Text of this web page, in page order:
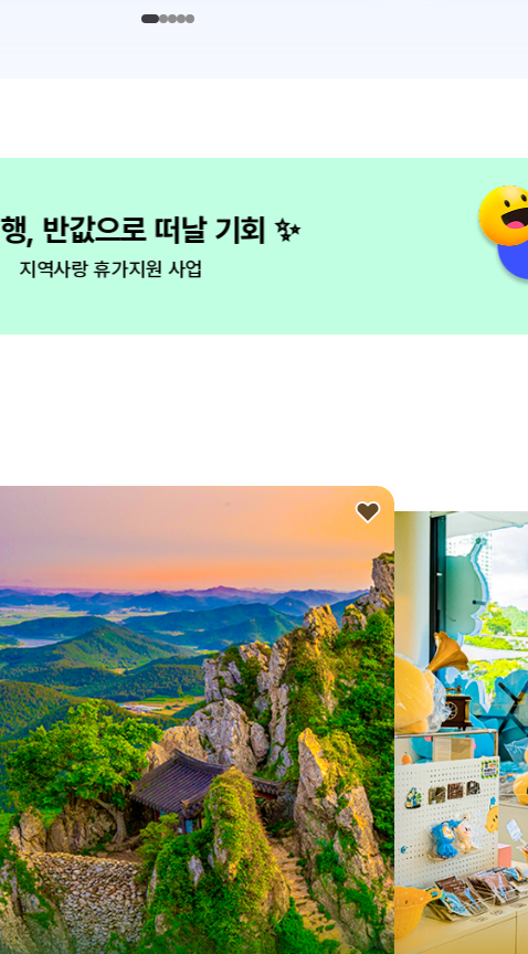
유쾌한 참견쟁이 모집
관광을 바꾸는 유쾌한 한마디